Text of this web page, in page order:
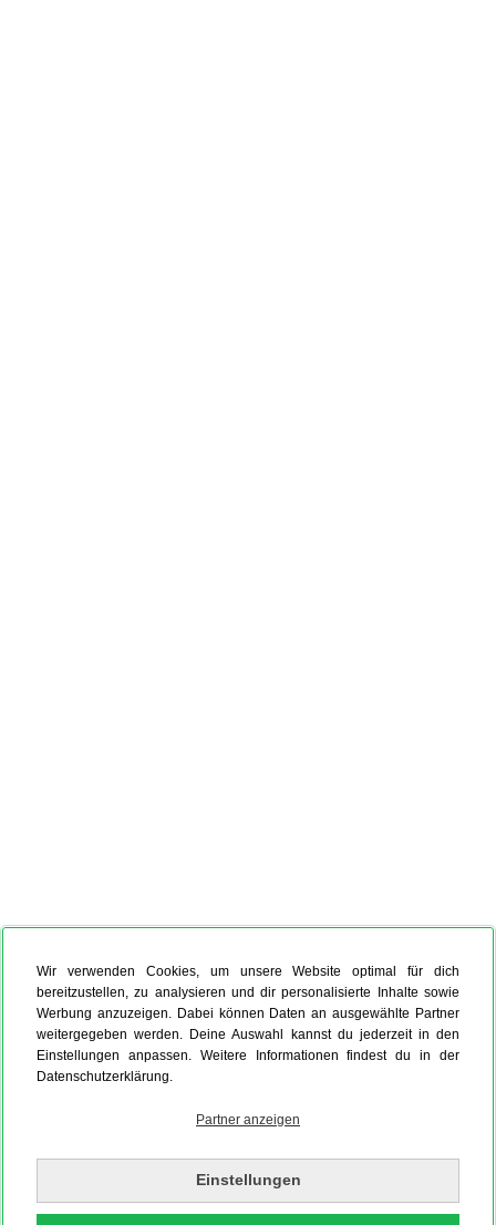
Wir verwenden Cookies, um unsere Website optimal für dich
bereitzustellen, zu analysieren und dir personalisierte Inhalte sowie
Werbung anzuzeigen. Dabei können Daten an ausgewählte Partner
weitergegeben werden. Deine Auswahl kannst du jederzeit in den
Einstellungen anpassen. Weitere Informationen findest du in der
Datenschutzerklärung.
Partner anzeigen
Einstellungen